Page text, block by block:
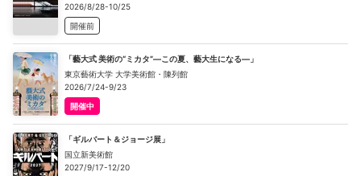
2026/8/28-10/25
開催前
「藝大式 美術の“ミカタ”―この夏、藝大生になる―」
東京藝術大学 大学美術館・陳列館
2026/7/24-9/23
開催中
「ギルバート＆ジョージ展」
国立新美術館
2027/9/17-12/20